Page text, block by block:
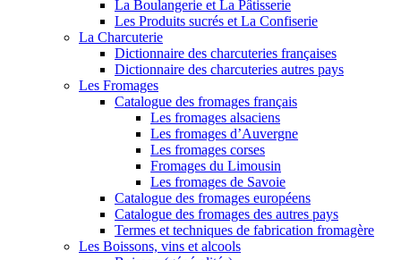
La Boulangerie et La Pâtisserie
Les Produits sucrés et La Confiserie
La Charcuterie
Dictionnaire des charcuteries françaises
Dictionnaire des charcuteries autres pays
Les Fromages
Catalogue des fromages français
Les fromages alsaciens
Les fromages d’Auvergne
Les fromages corses
Fromages du Limousin
Les fromages de Savoie
Catalogue des fromages européens
Catalogue des fromages des autres pays
Termes et techniques de fabrication fromagère
Les Boissons, vins et alcools